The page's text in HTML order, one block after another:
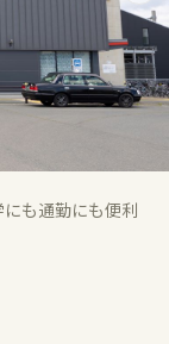
も通勤にも便利